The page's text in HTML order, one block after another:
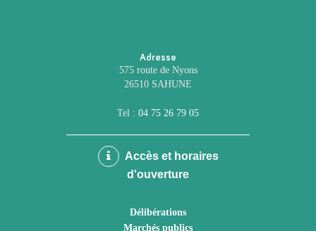
Adresse
575 route de Nyons
26510 SAHUNE
Tel : 04 75 26 79 05
Accès et horaires
d'ouverture
Délibérations
Marchés publics